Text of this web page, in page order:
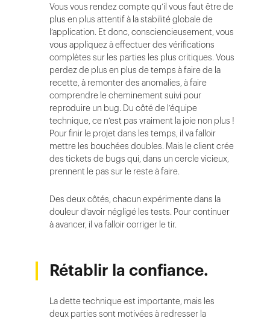
Vous vous rendez compte qu’il vous faut être de
plus en plus attentif à la stabilité globale de
l’application. Et donc, consciencieusement, vous
vous appliquez à effectuer des vérifications
complètes sur les parties les plus critiques. Vous
perdez de plus en plus de temps à faire de la
recette, à remonter des anomalies, à faire
comprendre le cheminement suivi pour
reproduire un bug. Du côté de l’équipe
technique, ce n’est pas vraiment la joie non plus !
Pour finir le projet dans les temps, il va falloir
mettre les bouchées doubles. Mais le client crée
des tickets de bugs qui, dans un cercle vicieux,
prennent le pas sur le reste à faire.
Des deux côtés, chacun expérimente dans la
douleur d’avoir négligé les tests. Pour continuer
à avancer, il va falloir corriger le tir.
Rétablir la confiance.
La dette technique est importante, mais les
deux parties sont motivées à redresser la